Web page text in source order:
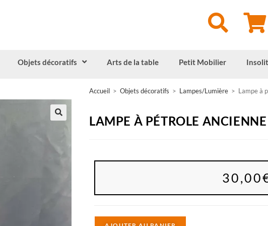
Objets décoratifs Arts de la table Petit Mobilier
Accueil > Objets décoratifs > Lampes/Lumière > Lampe à
LAMPE À PÉTROLE ANCIENNE
30,00